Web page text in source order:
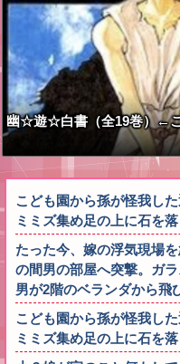
幽☆遊☆白書（全19巻）←こ
こども園から孫が怪我し
ミミズ集め足の上に石を
たった今、嫁の浮気現場
の間男の部屋へ突撃。ガ
男が2階のベランダから
こども園から孫が怪我し
ミミズ集め足の上に石を